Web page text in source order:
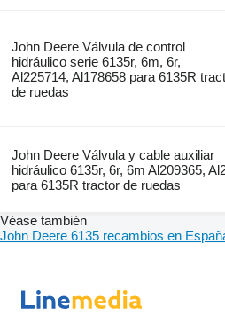
John Deere Válvula de control
hidráulico serie 6135r, 6m, 6r,
Al225714, Al178658 para 6135R
de ruedas
John Deere Válvula y cable auxiliar
hidráulico 6135r, 6r, 6m Al209365,
para 6135R tractor de ruedas
Véase también
John Deere 6135 recambios en